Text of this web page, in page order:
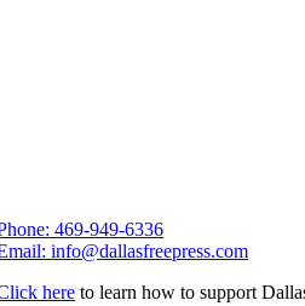
469-949-6336
info@dallasfreepress.com
here to learn how to support